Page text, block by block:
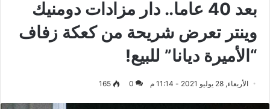
بعد 40 عاما.. دار مزادات دومنيك
وينتر تعرض شريحة من كعكة زفاف
“الأميرة ديانا” للبيع!
الأربعاء, 28 يوليو 2021 - 11:14 م 0
165